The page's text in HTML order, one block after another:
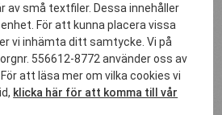
av små textfiler. Dessa innehåller
För att kunna placera vissa
vi inhämta ditt samtycke. Vi på
556612-8772 använder oss av
att läsa mer om vilka cookies vi
klicka här för att komma till vår